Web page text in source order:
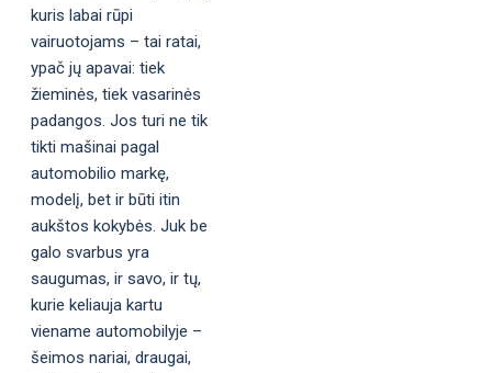
kuris labai rūpi
vairuotojams – tai ratai,
ypač jų apavai: tiek
žieminės, tiek vasarinės
padangos. Jos turi ne tik
tikti mašinai pagal
automobilio markę,
modelį, bet ir būti itin
aukštos kokybės. Juk be
galo svarbus yra
saugumas, ir savo, ir tų,
kurie keliauja kartu
viename automobilyje –
šeimos nariai, draugai,